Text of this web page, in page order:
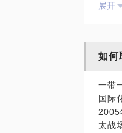
1. 付
5. 如
本课
《30
展开
如何
一带
国际
2005
太战